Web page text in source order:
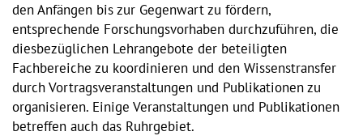
den Anfängen bis zur Gegenwart zu fördern,
entsprechende Forschungsvorhaben durchzuführen, die
diesbezüglichen Lehrangebote der beteiligten
Fachbereiche zu koordinieren und den Wissenstransfer
durch Vortragsveranstaltungen und Publikationen zu
organisieren. Einige Veranstaltungen und Publikationen
betreffen auch das Ruhrgebiet.